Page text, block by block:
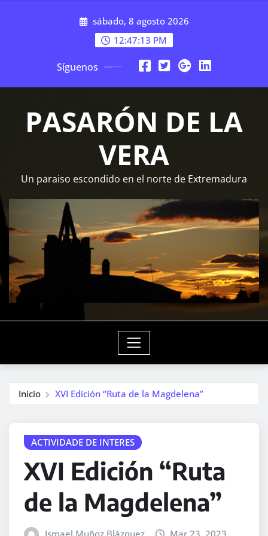
sábado, 8 agosto 2026
12:47:14 PM
Síguenos
PASARÓN DE LA
VERA
Un paraiso escondido en el norte de Extremadura
Inicio XVI Edición “Ruta de la Magdelena”
ACTIVIDADE DE INTERES
XVI Edición “Ruta
de la Magdelena”